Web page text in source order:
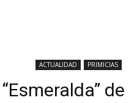
ACTUALIDAD PRIMICIAS
de